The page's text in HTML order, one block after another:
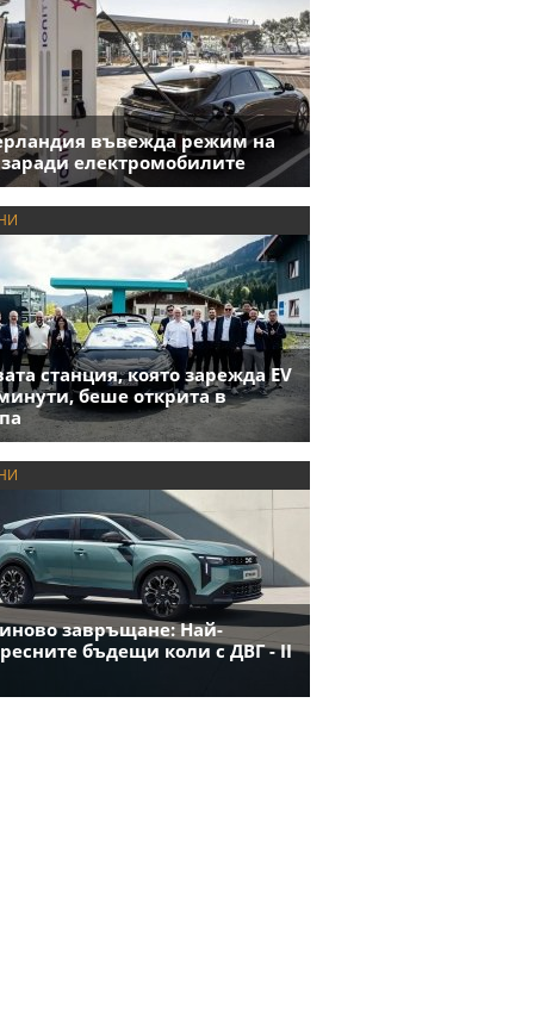
въвежда режим на
заради електромобилите
станция, която зарежда EV
беше открита в
завръщане: Най-
бъдещи коли с ДВГ - II